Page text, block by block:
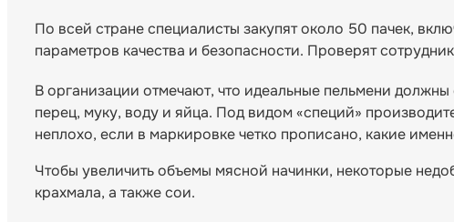
По всей стране специалисты закупят около 50 пачек,
параметров качества и безопасности. Проверят
В организации отмечают, что идеальные пельмени
перец, муку, воду и яйца. Под видом «специй»
неплохо, если в маркировке четко прописано, какие
Чтобы увеличить объемы мясной начинки, некоторые
крахмала, а также сои.